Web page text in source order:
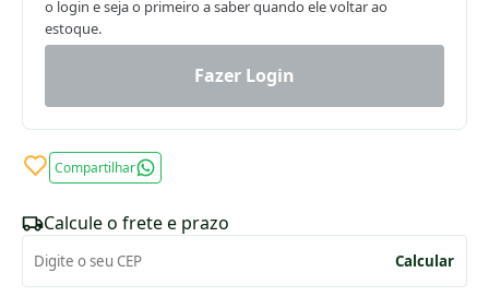
o login e seja o primeiro a saber quando ele voltar ao
estoque.
Fazer Login
Compartilhar
Calcule o frete e prazo
Calcular